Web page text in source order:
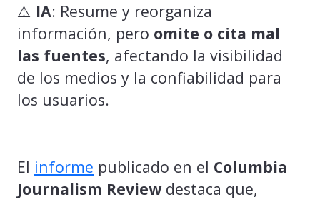
⚠️ IA: Resume y reorganiza
información, pero omite o cita mal
las fuentes, afectando la visibilidad
de los medios y la confiabilidad para
los usuarios.
El informe publicado en el Columbia
Journalism Review destaca que,